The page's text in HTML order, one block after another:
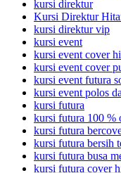
kursi direktur
Kursi Direktur
kursi direktur vip
kursi event
kursi event cover
kursi event cover
kursi event futura
kursi event polos
kursi futura
kursi futura 100 %
kursi futura
kursi futura bersih
kursi futura busa
kursi futura cover